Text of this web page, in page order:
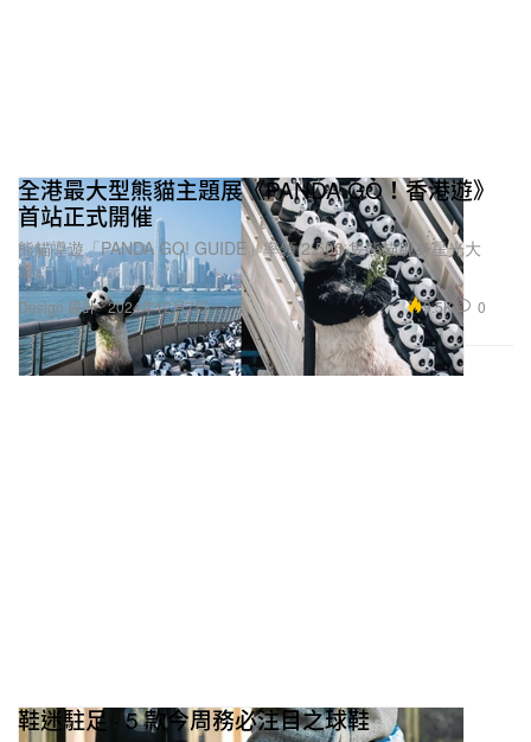
Design 設計
全港最大型熊貓主題展《PANDA GO！香港遊》
首站正式開催
熊貓導遊「PANDA GO! GUIDE」率領 2,500 隻熊貓現身星光大
道。
2024年12月7日 9.5K 0
鞋迷駐足 · 5 款今周務必注目之球鞋